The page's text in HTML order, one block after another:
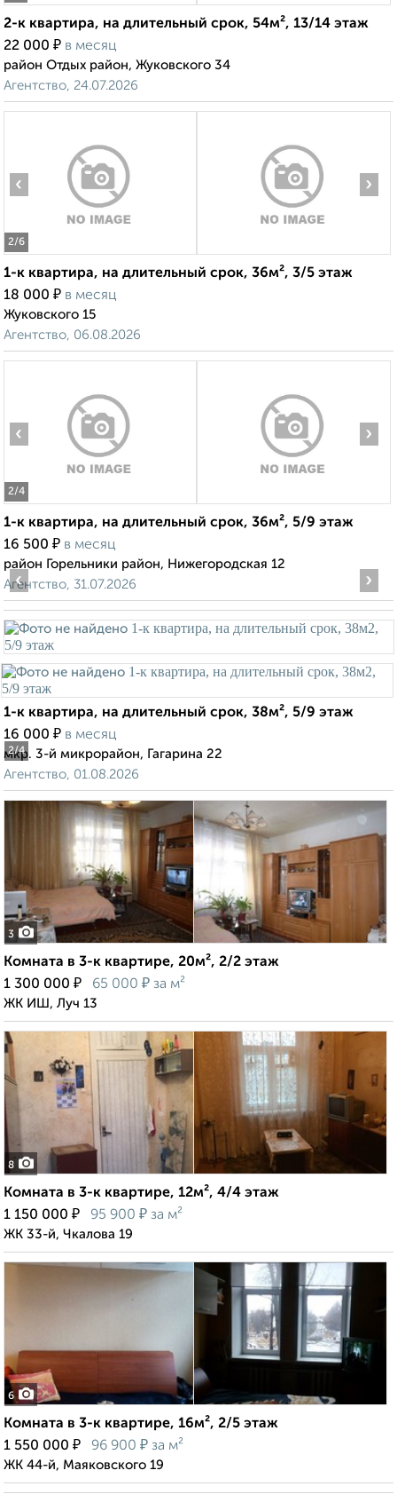
2-к квартира, на длительный срок, 54м², 13/14 этаж
22 000 ₽ в месяц
район Отдых район, Жуковского 34
Агентство, 24.07.2026
2/6
‹ ›
1-к квартира, на длительный срок, 36м², 3/5 этаж
18 000 ₽ в месяц
Жуковского 15
Агентство, 06.08.2026
2/4
‹ ›
1-к квартира, на длительный срок, 36м², 5/9 этаж
16 500 ₽ в месяц
район Горельники район, Нижегородская 12
Агентство, 31.07.2026
2/4
‹ ›
1-к квартира, на длительный срок, 38м², 5/9 этаж
16 000 ₽ в месяц
мкр. 3-й микрорайон, Гагарина 22
Агентство, 01.08.2026
3
Комната в 3-к квартире, 20м², 2/2 этаж
1 300 000 ₽ 65 000 ₽ за м²
ЖК ИШ, Луч 13
8
Комната в 3-к квартире, 12м², 4/4 этаж
1 150 000 ₽ 95 900 ₽ за м²
ЖК 33-й, Чкалова 19
6
Комната в 3-к квартире, 16м², 2/5 этаж
1 550 000 ₽ 96 900 ₽ за м²
ЖК 44-й, Маяковского 19